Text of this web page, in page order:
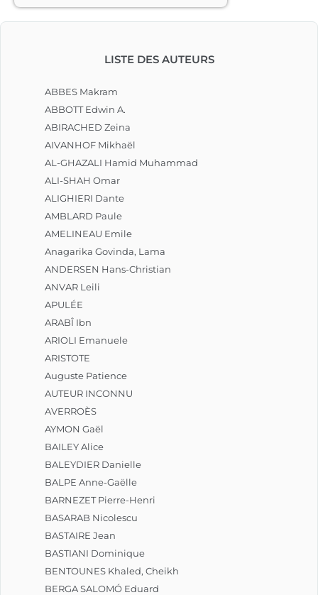
Roman initiatique moderne et
réaliste, L’Appel de l’Autre Rive invite
spirituellement sensible, quels que
vie.
LISTE DES AUTEURS
ABBES Makram
ABBOTT Edwin A.
ABIRACHED Zeina
AIVANHOF Mikhaël
AL-GHAZALI Hamid Muhammad
ALI-SHAH Omar
ALIGHIERI Dante
AMBLARD Paule
AMELINEAU Emile
Anagarika Govinda, Lama
ANDERSEN Hans-Christian
ANVAR Leili
APULÉE
ARABÎ Ibn
ARIOLI Emanuele
ARISTOTE
Auguste Patience
AUTEUR INCONNU
AVERROÈS
AYMON Gaël
BAILEY Alice
BALEYDIER Danielle
BALPE Anne-Gaëlle
BARNEZET Pierre-Henri
BASARAB Nicolescu
BASTAIRE Jean
BASTIANI Dominique
BENTOUNES Khaled, Cheikh
BERGA SALOMÓ Eduard